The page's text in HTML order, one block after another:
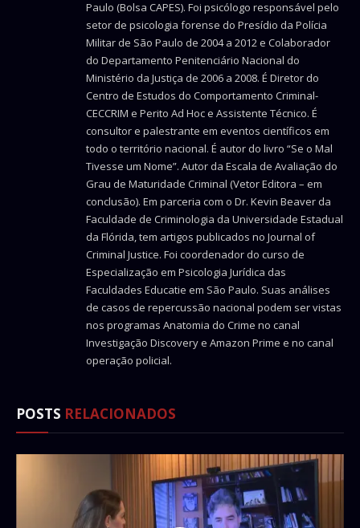
Paulo (Bolsa CAPES). Foi psicólogo responsável pelo
setor de psicologia forense do Presídio da Polícia
Militar de São Paulo de 2004 a 2012 e Colaborador
do Departamento Penitenciário Nacional do
Ministério da Justiça de 2006 a 2008. É Diretor do
Centro de Estudos do Comportamento Criminal-
CECCRIM e Perito Ad Hoc e Assistente Técnico. É
consultor e palestrante em eventos científicos em
todo o território nacional. É autor do livro “Se o Mal
Tivesse um Nome”. Autor da Escala de Avaliação do
Grau de Maturidade Criminal (Vetor Editora – em
conclusão). Em parceria com o Dr. Kevin Beaver da
Faculdade de Criminologia da Universidade Estadual
da Flórida, tem artigos publicados no Journal of
Criminal Justice. Foi coordenador do curso de
Especialização em Psicologia Jurídica das
Faculdades Educatie em São Paulo. Suas análises
de casos de repercussão nacional podem ser vistas
nos programas Anatomia do Crime no canal
Investigação Discovery e Amazon Prime e no canal
operação policial.
POSTS RELACIONADOS